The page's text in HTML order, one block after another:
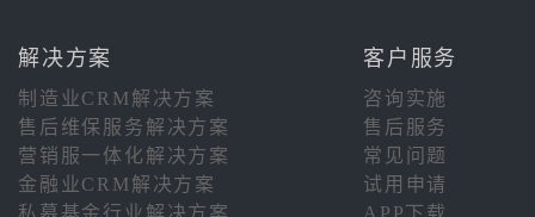
解决方案 客户服务
制造业CRM解决方案
咨询实施
售后维保服务解决方案
售后服务
营销服一体化解决方案
常见问题
金融业CRM解决方案
试用申请